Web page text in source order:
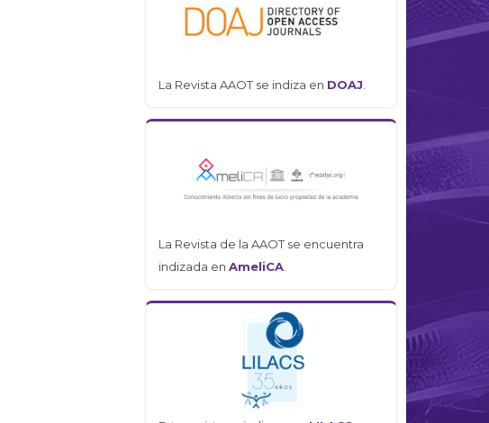
La Revista AAOT se indiza en DOAJ.
La Revista de la AAOT se encuentra
indizada en AmeliCA.